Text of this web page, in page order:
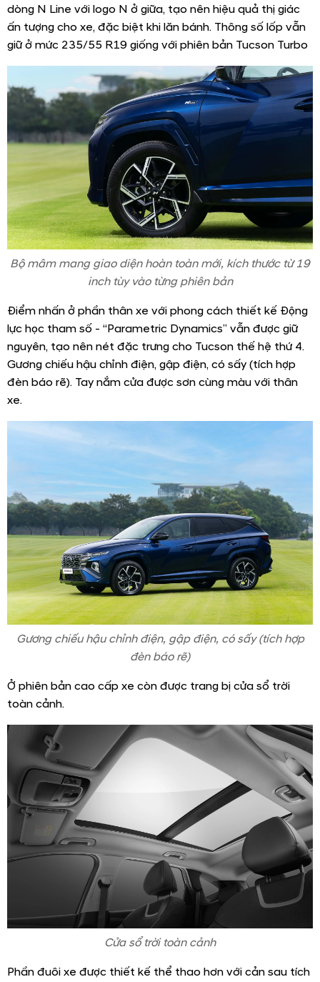
dòng N Line với logo N ở giữa, tạo nên hiệu quả thị giác
ấn tượng cho xe, đặc biệt khi lăn bánh. Thông số lốp vẫn
giữ ở mức 235/55 R19 giống với phiên bản Tucson Turbo
Bộ mâm mang giao diện hoàn toàn mới, kích thước từ 19
inch tùy vào từng phiên bản
Điểm nhấn ở phần thân xe với phong cách thiết kế Động
lực học tham số - “Parametric Dynamics” vẫn được giữ
nguyên, tạo nên nét đặc trưng cho Tucson thế hệ thứ 4.
Gương chiếu hậu chỉnh điện, gập điện, có sấy (tích hợp
đèn báo rẽ). Tay nắm cửa được sơn cùng màu với thân
xe.
Gương chiếu hậu chỉnh điện, gập điện, có sấy (tích hợp
đèn báo rẽ)
Ở phiên bản cao cấp xe còn được trang bị cửa sổ trời
toàn cảnh.
Cửa sổ trời toàn cảnh
Phần đuôi xe được thiết kế thể thao hơn với cản sau tích
Tôi đồng ý cho phép Hyundai Hải Phòng thu thập thông tin
Tính trả góp Tính lăn bánh
NHẬN BÁO GIÁ NGAY